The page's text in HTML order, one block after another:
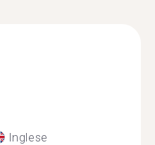
Inglese